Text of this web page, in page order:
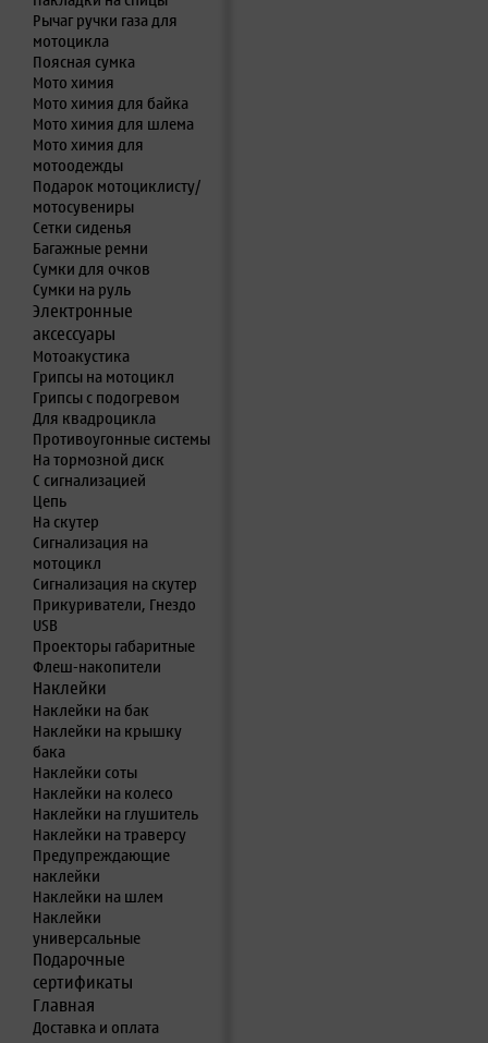
Рычаг ручки газа для
мотоцикла
Поясная сумка
Мото химия
Мото химия для байка
Мото химия для шлема
Мото химия для
мотоодежды
Подарок мотоциклисту/
мотосувениры
Сетки сиденья
Багажные ремни
Сумки для очков
Сумки на руль
Электронные
аксессуары
Мотоакустика
Грипсы на мотоцикл
Грипсы с подогревом
Для квадроцикла
Противоугонные системы
На тормозной диск
С сигнализацией
Цепь
На скутер
Сигнализация на
мотоцикл
Сигнализация на скутер
Прикуриватели, Гнездо
USB
Проекторы габаритные
Флеш-накопители
Наклейки
Наклейки на бак
Наклейки на крышку
бака
Наклейки соты
Наклейки на колесо
Наклейки на глушитель
Наклейки на траверсу
Предупреждающие
наклейки
Наклейки на шлем
Наклейки
универсальные
Подарочные
сертификаты
Главная
Доставка и оплата